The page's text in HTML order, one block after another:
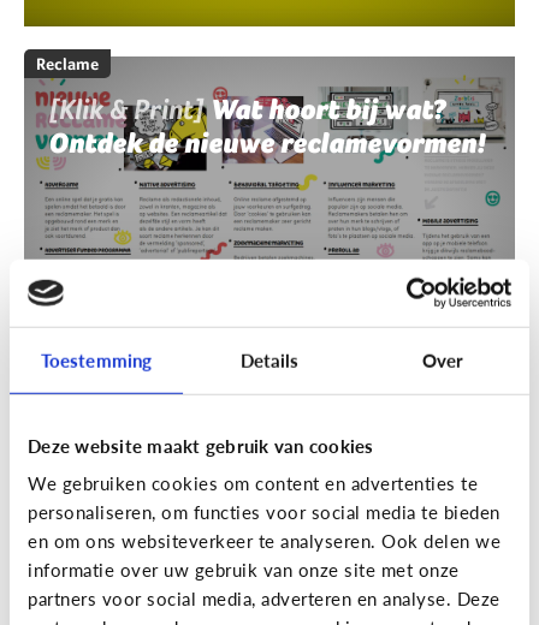
Toestemming Details Over
Deze website maakt gebruik van cookies
We gebruiken cookies om content en advertenties te
personaliseren, om functies voor social media te bieden
en om ons websiteverkeer te analyseren. Ook delen we
informatie over uw gebruik van onze site met onze
partners voor social media, adverteren en analyse. Deze
Reclame
[Klik & Print]Wat hoort bij wat?
Ontdek de nieuwe reclamevormen!
Reclame
[Klik & Print]Reclamebingo